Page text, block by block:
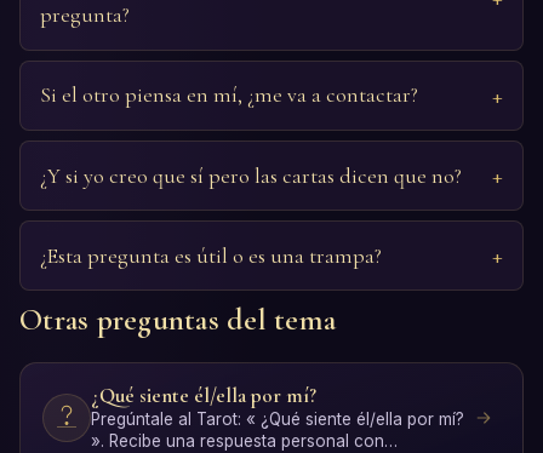
pregunta?
Si el otro piensa en mí, ¿me va a contactar?
¿Y si yo creo que sí pero las cartas dicen que no?
¿Esta pregunta es útil o es una trampa?
Otras preguntas del tema
¿Qué siente él/ella por mí?
Pregúntale al Tarot: « ¿Qué siente él/ella por mí?
». Recibe una respuesta personal con